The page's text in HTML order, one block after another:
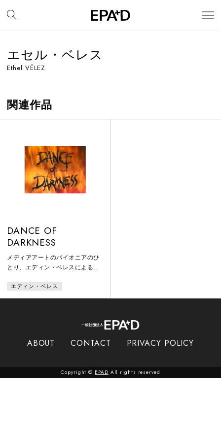
エセル・ベレス
Ethel VÉLEZ
関連作品
DANCE OF
DARKNESS
メディアアートのパイオニアのひ
とり、エディン・ベレスによる舞
大野一雄を押さえつつ、大駱駝艦
と麿赤兒、白虎社と大須賀勇のパ
細江英公や三宅一生の本に解説を
者・デザイナーのマーク・ホルボ
収録。白虎社からは、蛭田早苗の
エディン・ベレス
ABOUT CONTACT PRIVACY POLICY
Copyright © EPAD All rights reserved